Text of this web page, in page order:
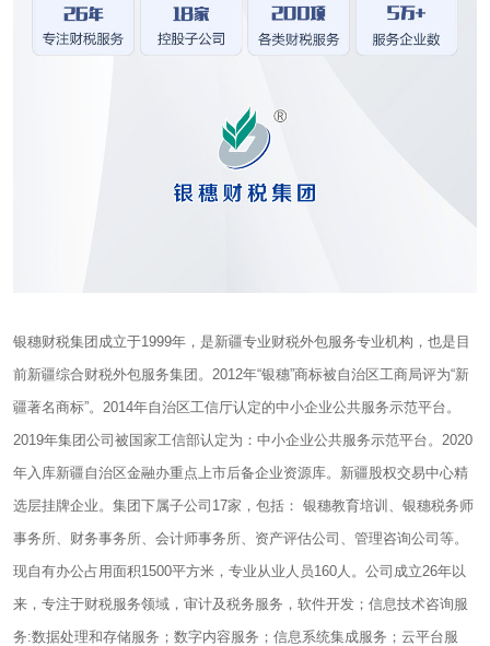
银穗财税集团成立于1999年，是新疆专业财税外包服务专业机构，也是目
前新疆综合财税外包服务集团。2012年“银穗”商标被自治区工商局评为“新
疆著名商标”。2014年自治区工信厅认定的中小企业公共服务示范平台。
2019年集团公司被国家工信部认定为：中小企业公共服务示范平台。2020
年入库新疆自治区金融办重点上市后备企业资源库。新疆股权交易中心精
选层挂牌企业。集团下属子公司17家，包括： 银穗教育培训、银穗税务师
事务所、财务事务所、会计师事务所、资产评估公司、管理咨询公司等。
现自有办公占用面积1500平方米，专业从业人员160人。公司成立26年以
来，专注于财税服务领域，审计及税务服务，软件开发；信息技术咨询服
务:数据处理和存储服务；数字内容服务；信息系统集成服务；云平台服